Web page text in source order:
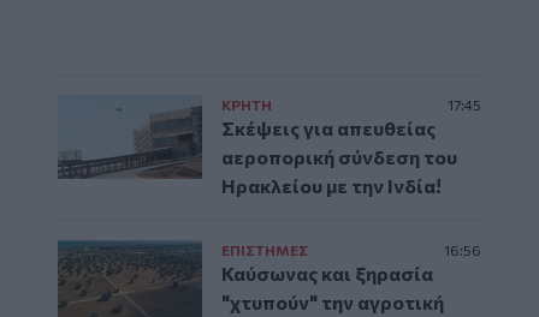
ΚΡΗΤΗ 17:45
Σκέψεις για απευθείας
αεροπορική σύνδεση του
Ηρακλείου με την Ινδία!
ΕΠΙΣΤΗΜΕΣ 16:56
Καύσωνας και ξηρασία
"χτυπούν" την αγροτική